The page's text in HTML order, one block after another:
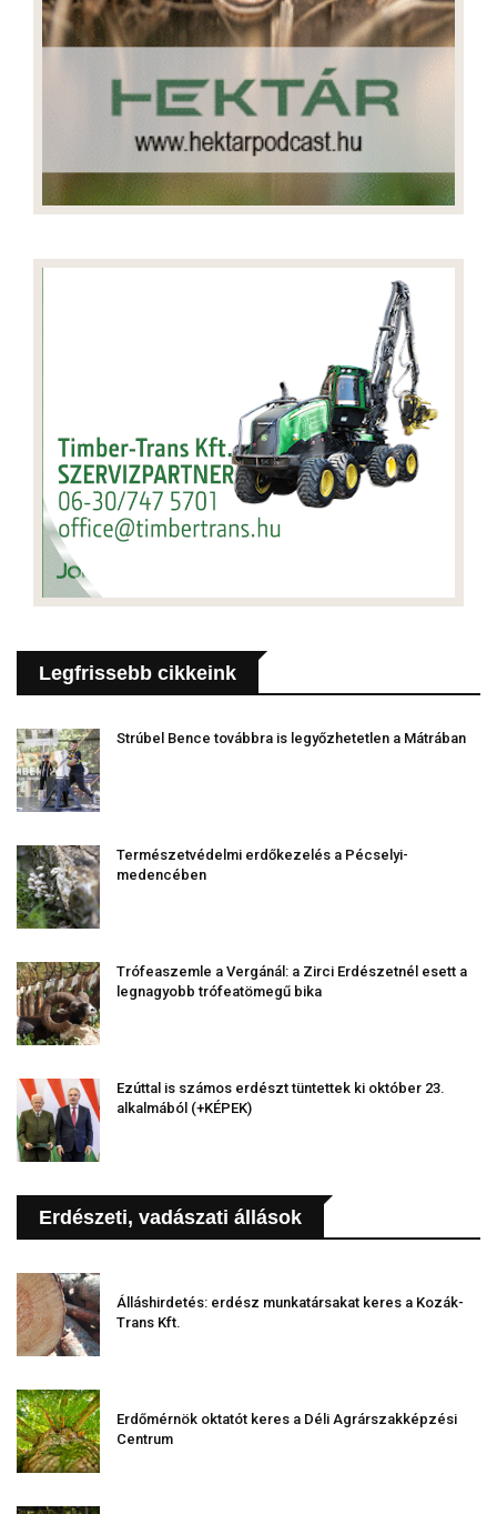
Legfrissebb cikkeink
Strúbel Bence továbbra is legyőzhetetlen a Mátrában
Természetvédelmi erdőkezelés a Pécselyi-
medencében
Trófeaszemle a Vergánál: a Zirci Erdészetnél esett a
legnagyobb trófeatömegű bika
Ezúttal is számos erdészt tüntettek ki október 23.
alkalmából (+KÉPEK)
Erdészeti, vadászati állások
Álláshirdetés: erdész munkatársakat keres a Kozák-
Trans Kft.
Erdőmérnök oktatót keres a Déli Agrárszakképzési
Centrum